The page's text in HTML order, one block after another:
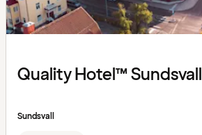
Quality Hotel™ Sundsvall
Sundsvall